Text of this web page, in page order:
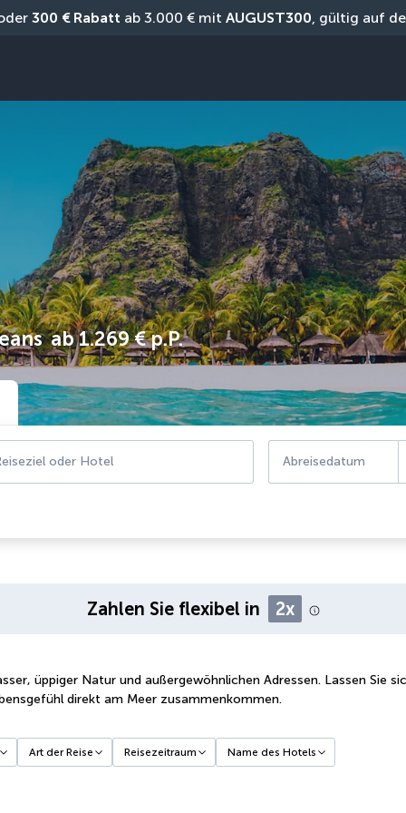
300 € Rabatt ab 3.000 € mit AUGUST300, gültig auf
ab1.269 €p.P.
oder Hotel Abreisedatum
Zahlen Sie flexibel in 2x
üppiger Natur und außergewöhnlichen Adressen. Lassen Sie
direkt am Meer zusammenkommen.
Art der Reise Reisezeitraum Name des Hotels